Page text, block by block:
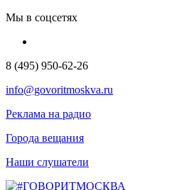
Мы в соцсетях
8 (495) 950-62-26
info@govoritmoskva.ru
Реклама на радио
Города вещания
Наши слушатели